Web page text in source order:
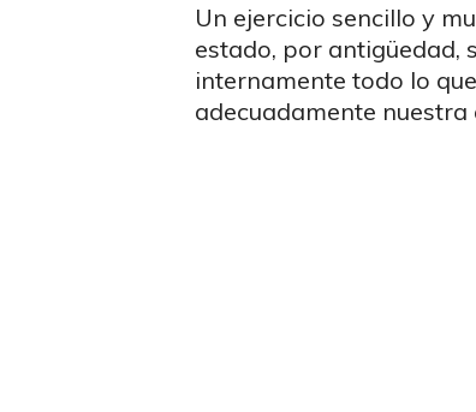
Un ejercicio sencillo y
estado, por antigüedad,
internamente todo lo
adecuadamente